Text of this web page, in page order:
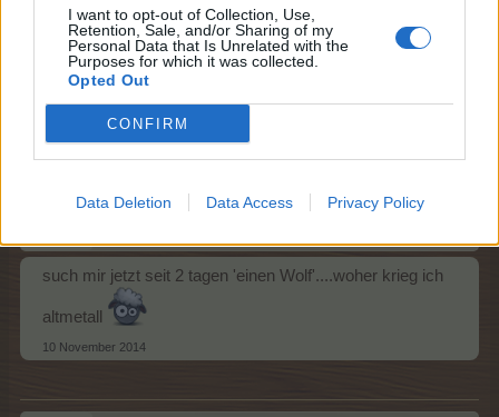
I want to opt-out of Collection, Use,
Retention, Sale, and/or Sharing of my
Personal Data that Is Unrelated with the
Purposes for which it was collected.
Opted Out
CONFIRM
Data Deletion Data Access Privacy Policy
Für 2 schon. ......glückwunsch...aber dann kann ich
ja noch hoffen
Xbambam68
Laufenlerner
such mir jetzt seit 2 tagen 'einen Wolf'....woher krieg ich
altmetall
10 November 2014